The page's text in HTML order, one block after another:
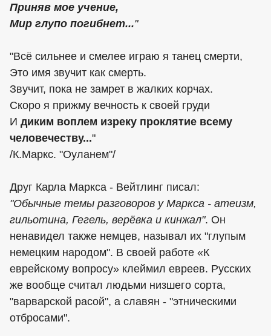
Приняв мое учение,
Мир глупо погибнет..."
"Всё сильнее и смелее играю я танец смерти,
Это имя звучит как смерть.
Звучит, пока не замрет в жалких корчах.
Скоро я прижму вечность к своей груди
И диким воплем изреку проклятие всему
человечеству..."
/К.Маркс. "Оуланем"/
Друг Карла Маркса - Вейтлинг писал:
"Обычные темы разговоров у Маркса - атеизм,
гильотина, Гегель, верёвка и кинжал". Он
ненавидел также немцев, называл их "глупым
немецким народом". В своей работе «К
еврейскому вопросу» клеймил евреев. Русских
же вообще считал людьми низшего сорта,
"варварской расой", а славян - "этническими
отбросами".